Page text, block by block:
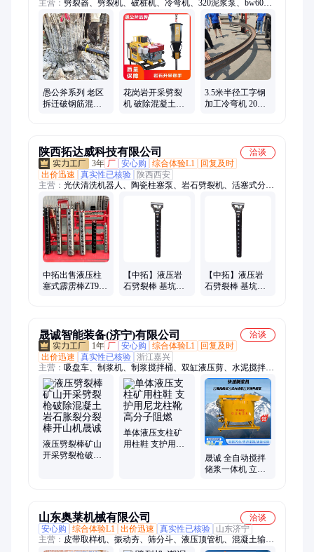
主营： 劈裂器、劈裂机、破桩机、冷弯机、320泥浆泵、bw600
泥浆泵、bw250泥浆泵、bw150泥浆泵、高压灌浆泵、角钢卷圆
机、角钢弯圆机、三缸泥浆泵、角钢弯弧机、圆管弯拱机、角钢
折弯机、h型钢压弯机、h型钢滚弯机、h型钢煨弯机、h型钢弯弧
机、bw320型泥浆泵、250泥浆泵、600泥浆泵、150泥浆泵、型
钢冷弯机、型钢弯曲机
愚公斧系列 老区
拆迁破钢筋混凝
花岗岩开采劈裂
机 破除混凝土岩
3.5米半径工字钢
加工冷弯机 20号
陕西拓达威科技有限公司
洽谈
3年 厂 安心购 综合体验L1
回复及时
出价迅速
真实性已核验
陕西西安
主营： 光伏清洗机器人、陶瓷柱塞泵、岩石劈裂机、活塞式分裂
棒、智能张拉、洗车机、泥浆泵、注浆泵、钻机
中拓出售液压柱
塞式霹雳棒ZT90
【中拓】液压岩
石劈裂棒 基坑开
【中拓】液压岩
石劈裂棒 基坑开
晟诚智能装备(济宁)有限公司
洽谈
1年 厂 安心购 综合体验L1
回复及时
出价迅速
真实性已核验 浙江嘉兴
主营： 吸盘车、制浆机、制浆搅拌桶、双缸液压剪、水泥搅拌
桶、矿灯充电柜、大开口大力剪、玻璃安装机械手
液压劈裂棒矿山
开采劈裂枪破除
单体液压支柱矿
用柱鞋 支护用尼
晟诚 全自动搅拌
储浆一体机 立式
山东奥莱机械有限公司
洽谈
安心购
综合体验L1 出价迅速 真实性已核验
山东济宁
主营： 皮带取样机、振动夯、筛分斗、液压顶管机、混凝土输送